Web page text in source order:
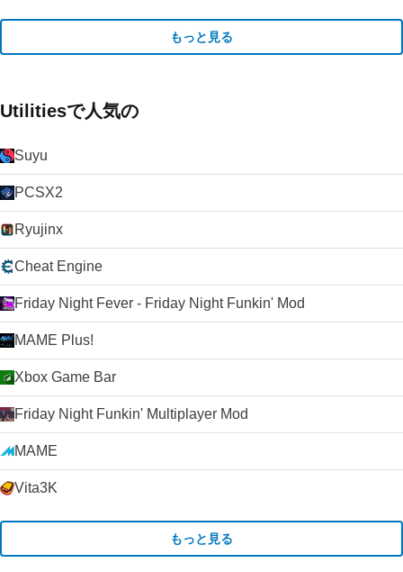
もっと見る
Utilitiesで人気の
Suyu
PCSX2
Ryujinx
Cheat Engine
Friday Night Fever - Friday Night Funkin' Mod
MAME Plus!
Xbox Game Bar
Friday Night Funkin' Multiplayer Mod
MAME
Vita3K
もっと見る